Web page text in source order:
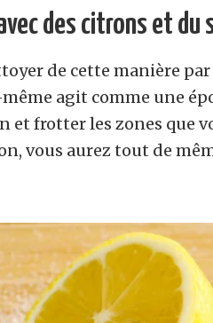
des citrons et du
de cette manière
agit comme une
frotter les zones que
vous aurez tout de